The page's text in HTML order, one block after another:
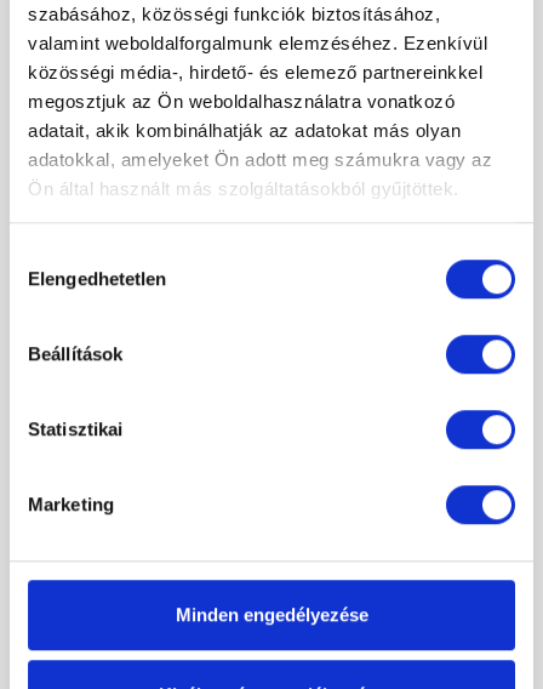
szabásához, közösségi funkciók biztosításához,
valamint weboldalforgalmunk elemzéséhez. Ezenkívül
közösségi média-, hirdető- és elemező partnereinkkel
megosztjuk az Ön weboldalhasználatra vonatkozó
adatait, akik kombinálhatják az adatokat más olyan
adatokkal, amelyeket Ön adott meg számukra vagy az
Ön által használt más szolgáltatásokból gyűjtöttek.
kiválasztása
Elengedhetetlen
Beállítások
Statisztikai
Marketing
Minden engedélyezése
L
E
G
J
O
B
B
A
J
Á
N
L
A
T
-51%
Radaway Torrenta DWJ 100J jobbos zuhanykabin átlátszó
204 000 Ft